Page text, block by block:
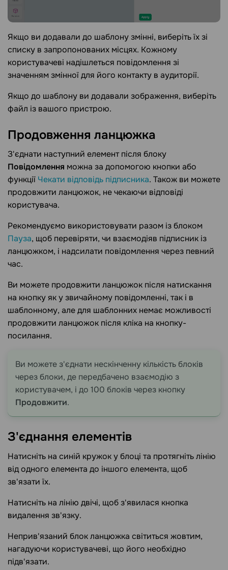
Якщо ви додавали до шаблону змінні, виберіть їх зі
списку в запропонованих місцях. Кожному
користувачеві надішлеться повідомлення зі
значенням змінної для його контакту в аудиторії.
Якщо до шаблону ви додавали зображення, виберіть
файл із вашого пристрою.
Продовження ланцюжка
З'єднати наступний елемент після блоку
Повідомлення можна за допомогою кнопки або
функції Чекати відповідь підписника. Також ви можете
продовжити ланцюжок, не чекаючи відповіді
користувача.
Рекомендуємо використовувати разом із блоком
Пауза, щоб перевіряти, чи взаємодіяв підписник із
ланцюжком, і надсилати повідомлення через певний
час.
Ви можете продовжити ланцюжок після натискання
на кнопку як у звичайному повідомленні, так і в
шаблонному, але для шаблонних немає можливості
продовжити ланцюжок після кліка на кнопку-
посилання.
Ви можете з'єднати нескінченну кількість блоків
через блоки, де передбачено взаємодію з
користувачем, і до 100 блоків через кнопку
Продовжити.
З'єднання елементів
Натисніть на синій кружок у блоці та протягніть лінію
від одного елемента до іншого елемента, щоб
зв'язати їх.
Натисніть на лінію двічі, щоб з'явилася кнопка
видалення зв'язку.
Неприв'язаний блок ланцюжка світиться жовтим,
нагадуючи користувачеві, що його необхідно
підв'язати.